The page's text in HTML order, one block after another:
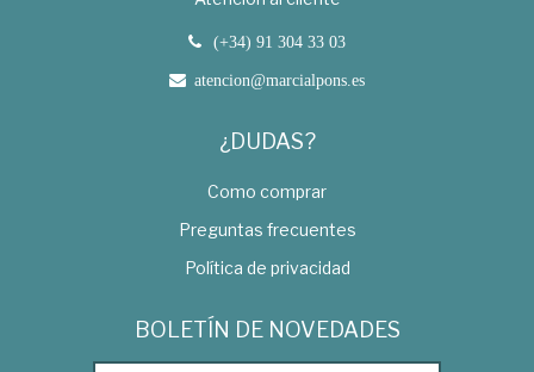
(+34) 91 304 33 03
atencion@marcialpons.es
¿DUDAS?
Como comprar
Preguntas frecuentes
Política de privacidad
BOLETÍN DE NOVEDADES